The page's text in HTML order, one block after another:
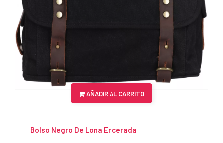
AÑADIR AL CARRITO
Bolso Negro De Lona Encerada